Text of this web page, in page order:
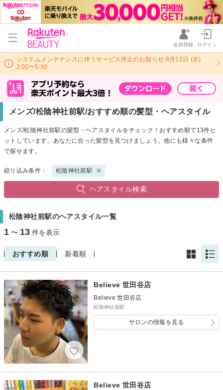
会員登録 ログイン
システムメンテナンスに伴うサービス停止のお知らせ 8月12日 (水)
2:00〜5:30
メンズ/松陰神社前駅/おすすめ順の髪型・ヘアスタイル
メンズ/松陰神社前駅の髪型・ヘアスタイルをチェック！おすすめ順で13件ヒ
ットしています。あなたに合った髪型を見つけましょう。他にも様々な条件
で探せます。
絞り込み条件： 松陰神社前駅
ヘアスタイル検索
松陰神社前駅のヘアスタイル一覧
1 〜 13 件を表示
おすすめ順 新着順
Believe 世田谷店
Believe 世田谷店
松陰神社前駅
サロンの情報を見る
Believe 世田谷店